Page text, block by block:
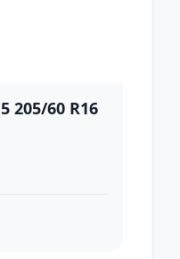
205/60 R16